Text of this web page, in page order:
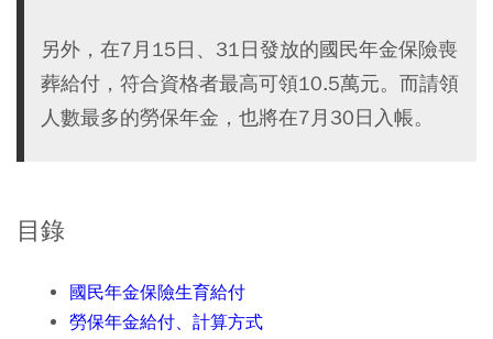
另外，在7月15日、31日發放的國民年金保險喪
葬給付，符合資格者最高可領10.5萬元。而請領
人數最多的勞保年金，也將在7月30日入帳。
目錄
國民年金保險生育給付
勞保年金給付、計算方式